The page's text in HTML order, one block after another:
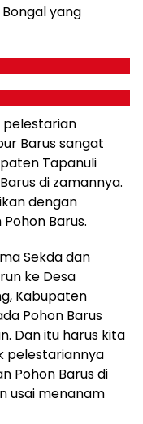
yang
pelestarian
Barus sangat
Tapanuli
di zamannya.
dengan
Barus.
Sekda dan
ke Desa
Kabupaten
Pohon Barus
Dan itu harus kita
pelestariannya
Pohon Barus di
usai menanam